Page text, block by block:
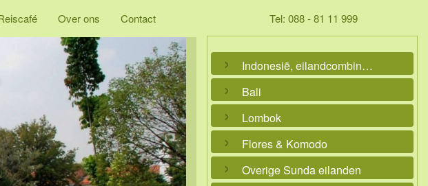
Over ons Contact Tel: 088 - 81 11 999
Indonesië, eilandcombinaties
Bali
Lombok
Flores & Komodo
Overige Sunda eilanden